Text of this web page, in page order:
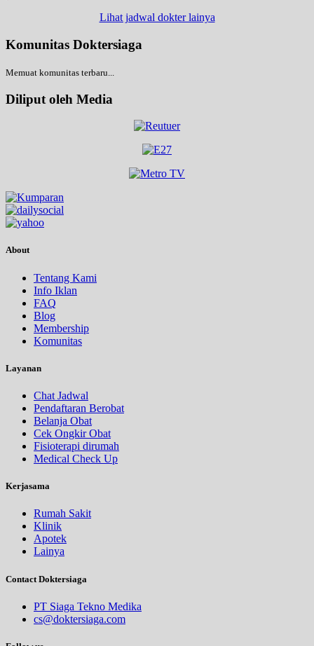
Lihat jadwal dokter lainya
Komunitas Doktersiaga
Memuat komunitas terbaru...
Diliput oleh Media
About
Tentang Kami
Info Iklan
FAQ
Blog
Membership
Komunitas
Layanan
Chat Jadwal
Pendaftaran Berobat
Belanja Obat
Cek Ongkir Obat
Fisioterapi dirumah
Medical Check Up
Kerjasama
Rumah Sakit
Klinik
Apotek
Lainya
Contact Doktersiaga
PT Siaga Tekno Medika
cs@doktersiaga.com